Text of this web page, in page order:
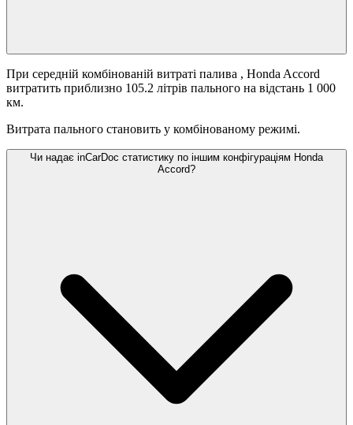
При середній комбінованій витраті палива , Honda Accord
витратить приблизно 105.2 літрів пального на відстань 1 000
км.
Витрата пального становить у комбінованому режимі.
Чи надає inCarDoc статистику по іншим конфігураціям Honda
Accord?